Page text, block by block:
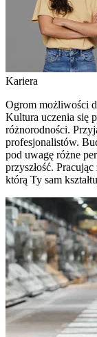
Kariera
Ogrom możliwości
Kultura uczenia się
różnorodności.
profesjonalistów.
pod uwagę różne
przyszłość.
którą Ty sam